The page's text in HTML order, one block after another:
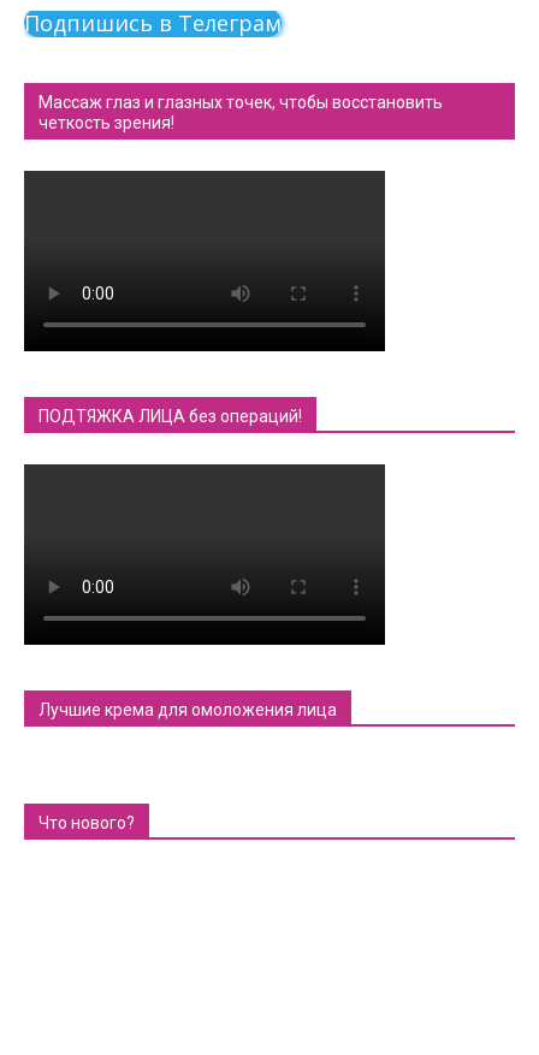
Подпишись в Телеграм
Массаж глаз и глазных точек, чтобы восстановить
четкость зрения!
ПОДТЯЖКА ЛИЦА без операций!
Лучшие крема для омоложения лица
Что нового?